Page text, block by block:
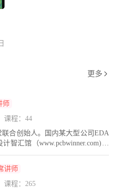
更多 
师
课程：44
联合创始人。国内某大型公司EDA
智汇馆（www.pcbwinner.com)金
设计方面有着10年的设计经验，
计和PCB仿真领域有着自己独到的
。精通Cadence，PADS，AD，H
等多种PCB设计与仿真工具。长
讲师
课程：265